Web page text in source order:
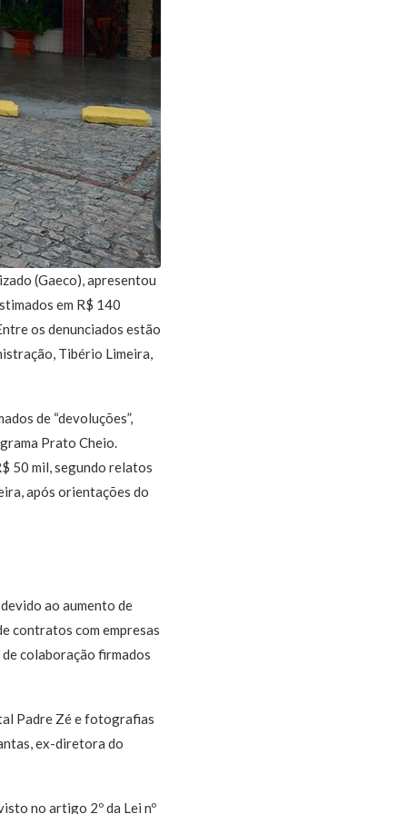
(Gaeco), apresentou
em R$ 140
os denunciados estão
Tibério Limeira,
de “devoluções”,
Prato Cheio.
50 mil, segundo relatos
após orientações do
ao aumento de
contratos com empresas
colaboração firmados
Padre Zé e fotografias
ex-diretora do
no artigo 2º da Lei nº